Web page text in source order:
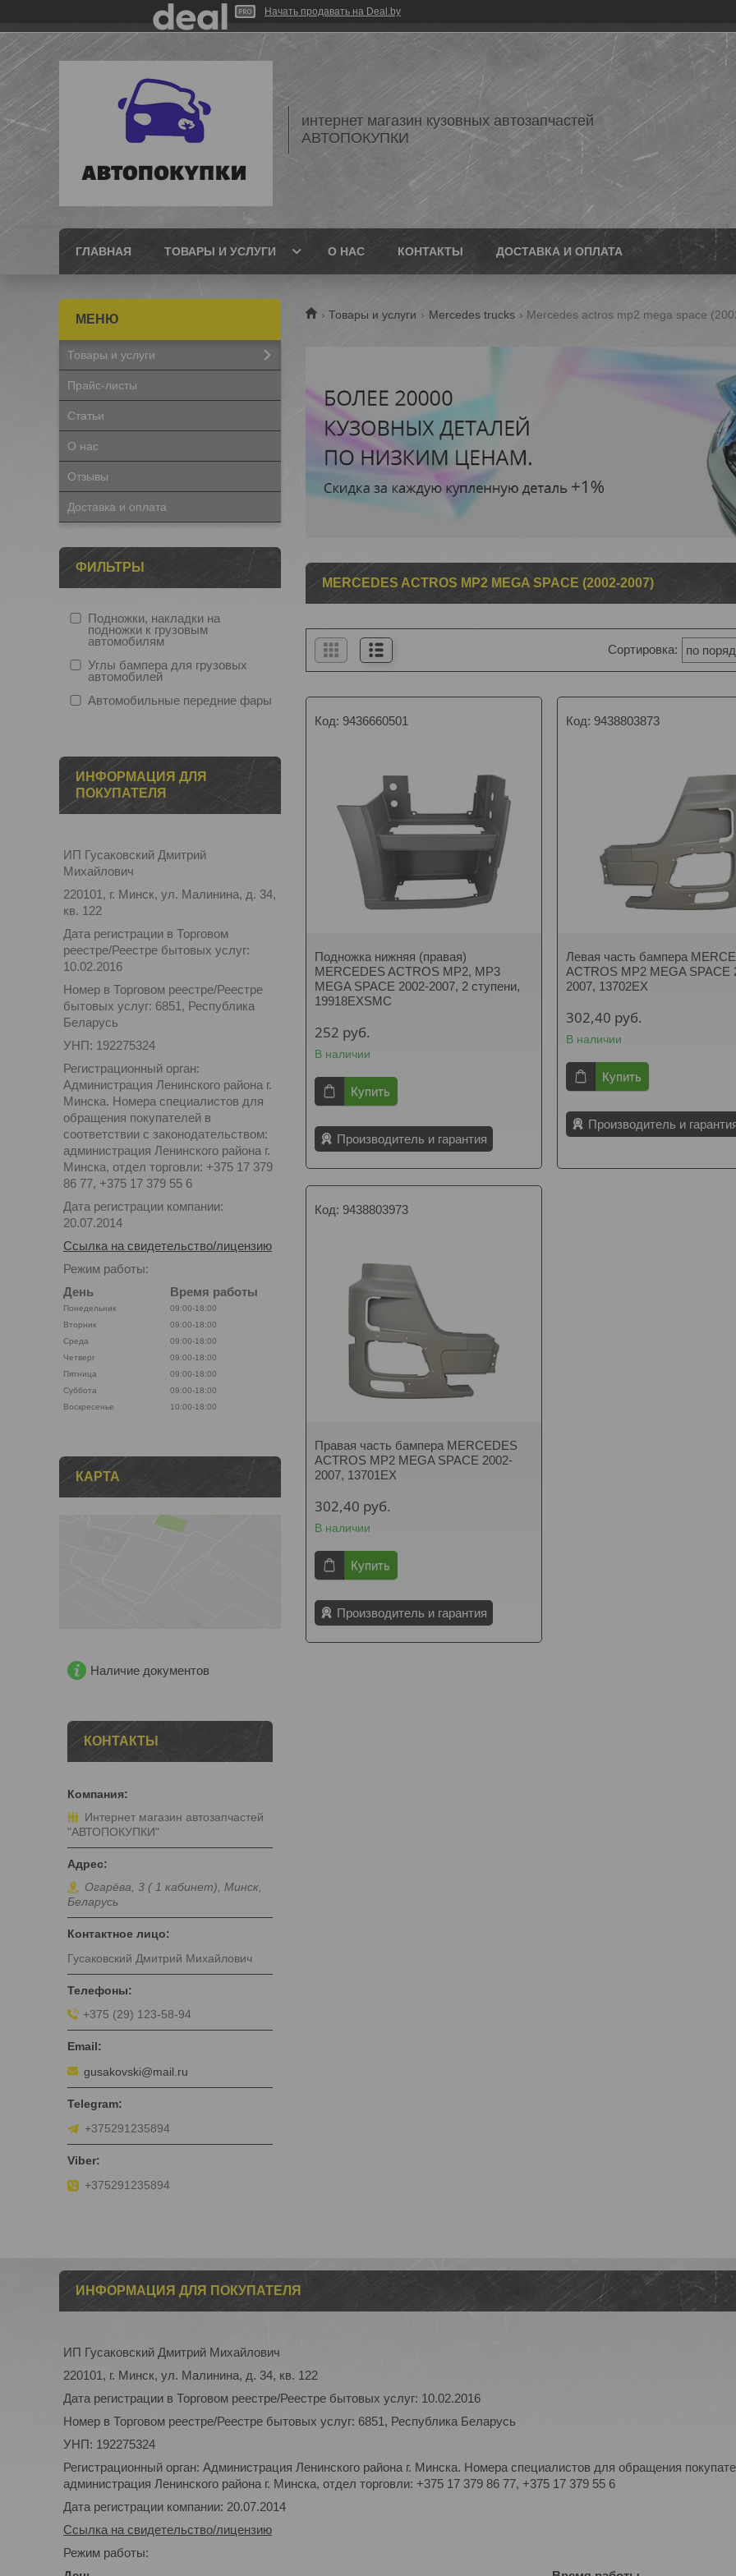
Начать продавать на Deal.by
интернет магазин кузовных автозапчастей
АВТОПОКУПКИ
ГЛАВНАЯ ТОВАРЫ И УСЛУГИ О НАС КОНТАКТЫ ДОСТАВКА И ОПЛАТА
Товары и услуги Mercedes trucks Mercedes actros mp2 mega space
MERCEDES ACTROS MP2 MEGA SPACE (2002-2007)
9436660501
Подножка нижняя (правая)
MERCEDES ACTROS MP2, MP3
MEGA SPACE 2002-2007, 2 ступени,
19918EXSMC
252 руб.
В наличии
Купить
Производитель и гарантия
9438803873
Левая часть бампера
ACTROS MP2 MEGA SPACE
2007, 13702EX
302,40 руб.
В наличии
Купить
Производитель и
9438803973
Правая часть бампера MERCEDES
ACTROS MP2 MEGA SPACE 2002-
2007, 13701EX
302,40 руб.
В наличии
Купить
Производитель и гарантия
Товары и услуги
Прайс-листы
Статьи
О нас
Отзывы
Доставка и оплата
ФИЛЬТРЫ
Подножки, накладки на
подножки к грузовым
автомобилям
Углы бампера для грузовых
автомобилей
Автомобильные передние фары
ИНФОРМАЦИЯ ДЛЯ
ПОКУПАТЕЛЯ
ИП Гусаковский Дмитрий
Михайлович
220101, г. Минск, ул. Малинина, д. 34,
кв. 122
Дата регистрации в Торговом
реестре/Реестре бытовых услуг:
10.02.2016
Номер в Торговом реестре/Реестре
бытовых услуг: 6851, Республика
Беларусь
УНП: 192275324
Регистрационный орган:
Администрация Ленинского района г.
Минска. Номера специалистов для
обращения покупателей в
соответствии с законодательством:
администрация Ленинского района г.
Минска, отдел торговли: +375 17 379
86 77, +375 17 379 55 6
Дата регистрации компании:
20.07.2014
Ссылка на свидетельство/лицензию
Режим работы:
День
Время работы
Понедельник
09:00-18:00
Вторник
09:00-18:00
Среда
09:00-18:00
Четверг
09:00-18:00
Пятница
09:00-18:00
Суббота
09:00-18:00
Воскресенье
10:00-18:00
КАРТА
Наличие документов
КОНТАКТЫ
Интернет магазин автозапчастей
"АВТОПОКУПКИ"
Огарёва, 3 ( 1 кабинет), Минск,
Беларусь
Гусаковский Дмитрий Михайлович
+375 (29) 123-58-94
gusakovski@mail.ru
+375291235894
+375291235894
ИНФОРМАЦИЯ ДЛЯ ПОКУПАТЕЛЯ
ИП Гусаковский Дмитрий Михайлович
220101, г. Минск, ул. Малинина, д. 34, кв. 122
Дата регистрации в Торговом реестре/Реестре бытовых услуг: 10.02.2016
Номер в Торговом реестре/Реестре бытовых услуг: 6851, Республика Беларусь
УНП: 192275324
Регистрационный орган: Администрация Ленинского района г. Минска. Номера специалистов для обращения
администрация Ленинского района г. Минска, отдел торговли: +375 17 379 86 77, +375 17 379 55 6
Дата регистрации компании: 20.07.2014
Ссылка на свидетельство/лицензию
Режим работы: